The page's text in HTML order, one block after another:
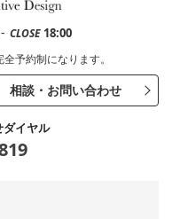
- CLOSE 18:00
予約制になります。
相談・お問い合わせ
ダイヤル